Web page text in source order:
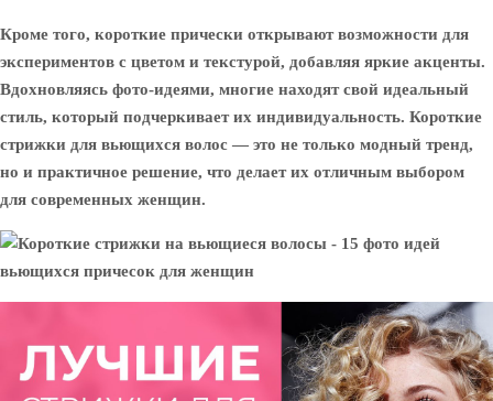
Кроме того, короткие прически открывают возможности для
экспериментов с цветом и текстурой, добавляя яркие акценты.
Вдохновляясь фото-идеями, многие находят свой идеальный
стиль, который подчеркивает их индивидуальность. Короткие
стрижки для вьющихся волос — это не только модный тренд,
но и практичное решение, что делает их отличным выбором
для современных женщин.